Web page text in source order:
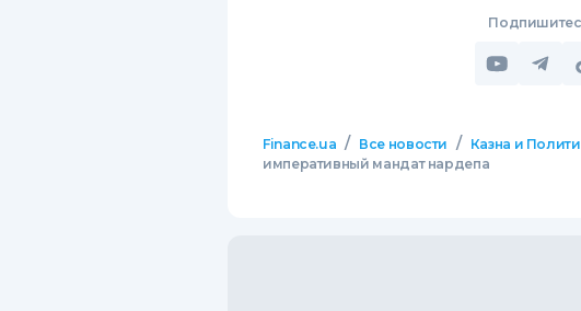
Finance.ua / Все новости / Казна и
императивный мандат нардепа